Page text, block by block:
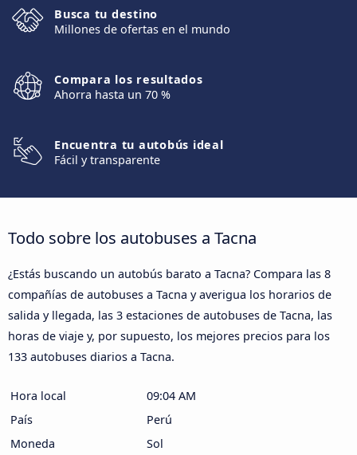
Busca tu destino
Millones de ofertas en el mundo
Compara los resultados
Ahorra hasta un 70 %
Encuentra tu autobús ideal
Fácil y transparente
Todo sobre los autobuses a Tacna
¿Estás buscando un autobús barato a Tacna? Compara las 8
compañías de autobuses a Tacna y averigua los horarios de
salida y llegada, las 3 estaciones de autobuses de Tacna, las
horas de viaje y, por supuesto, los mejores precios para los
133 autobuses diarios a Tacna.
Hora local
09:04 AM
País
Perú
Moneda
Sol